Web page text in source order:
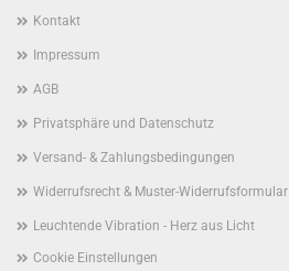
Kontakt
Impressum
AGB
Privatsphäre und Datenschutz
Versand- & Zahlungsbedingungen
Widerrufsrecht & Muster-Widerrufsformular
Leuchtende Vibration - Herz aus Licht
Cookie Einstellungen